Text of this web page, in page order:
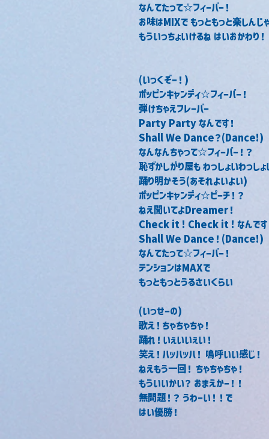
なんてたって☆フィーバー！
お味はMIXで もっともっと楽しんじ
もういっちょいけるね はいおかわり！
(いっくぞー！)
ポッピンキャンディ☆フィーバー！
弾けちゃえフレーバー
Party Party なんです！
Shall We Dance？(Dance!)
なんなんちゃって☆フィーバー！？
恥ずかしがり屋も わっしょいわっしょ
踊り明かそう(あそれよいよい)
ポッピンキャンディ☆ピーチ！？
ねえ聞いてよDreamer！
Check it ! Check it ! なんです
Shall We Dance！(Dance!)
なんてたって☆フィーバー！
テンションはMAXで
もっともっとうるさいくらい
(いっせーの)
歌え！ちゃちゃちゃ！
踊れ！いぇいいぇい！
笑え！ハッハッハ！ 嗚呼いい感じ！
ねえもう一回！ ちゃちゃちゃ！
もういいかい？ おまえかー！！
無問題！？ うわーい！！で
はい優勝！